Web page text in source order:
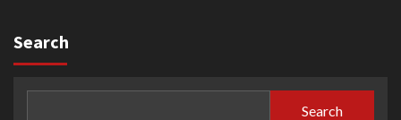
Search
Search